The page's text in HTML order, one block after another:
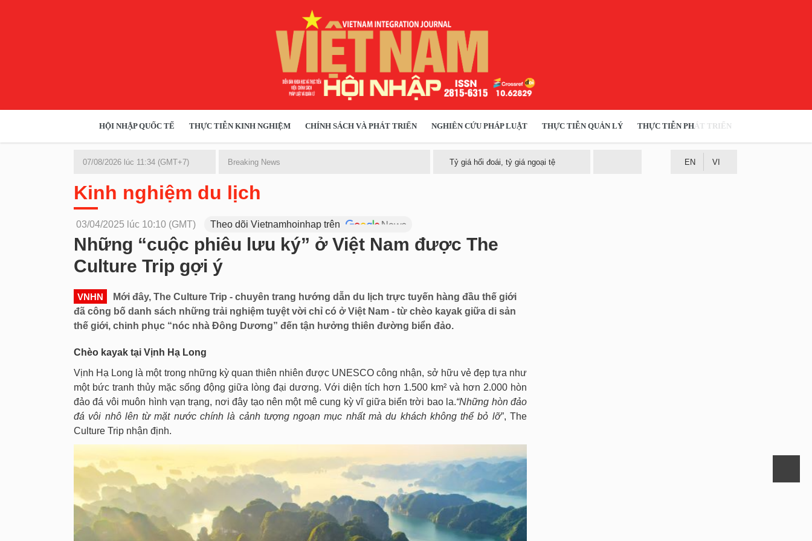
HỘI NHẬP QUỐC TẾ THỰC TIỄN KINH NGHIỆM CHÍNH SÁCH VÀ PHÁT TRIỂN NGHIÊN CỨU PHÁP LUẬT THỰC TIỄN QUẢN LÝ THỰC TIỄN PHÁT TRIỂN MULTIMEDIA
Doanh nghiệp
07/08/2026 lúc 11:34 (GMT+7) Breaking News Tỷ giá hối đoái, tỷ giá ngoại tệ EN VI
Kinh nghiệm du lịch
03/04/2025 lúc 10:10 (GMT) Theo dõi Vietnamhoinhap trên
Những “cuộc phiêu lưu ký” ở Việt Nam được The
Culture Trip gợi ý
VNHN
Mới đây, The Culture Trip - chuyên trang hướng dẫn du lịch trực tuyến hàng đầu thế
giới đã công bố danh sách những trải nghiệm tuyệt vời chỉ có ở Việt Nam - từ chèo kayak
giữa di sản thế giới, chinh phục “nóc nhà Đông Dương” đến tận hưởng thiên đường biển đảo.
Chèo kayak tại Vịnh Hạ Long
Vịnh Hạ Long là một trong những kỳ quan thiên nhiên được UNESCO công nhận, sở hữu vẻ đẹp tựa
như một bức tranh thủy mặc sống động giữa lòng đại dương. Với diện tích hơn 1.500 km² và hơn
2.000 hòn đảo đá vôi muôn hình vạn trạng, nơi đây tạo nên một mê cung kỳ vĩ giữa biển trời bao
la. “Những hòn đảo đá vôi nhô lên từ mặt nước chính là cảnh tượng ngoạn mục nhất mà du khách
không thể bỏ lỡ”, The Culture Trip nhận định.